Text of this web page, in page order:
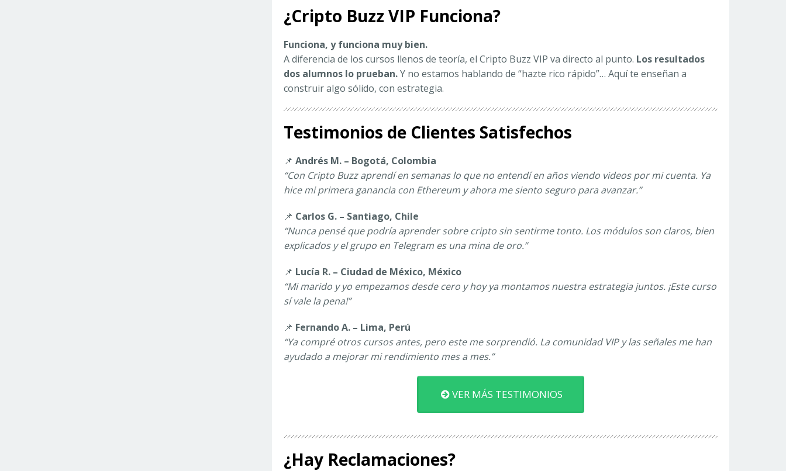
¿Cripto Buzz VIP Funciona?
Funciona, y funciona muy bien.
A diferencia de los cursos llenos de teoría, el Cripto Buzz VIP va directo al punto. Los resultados
dos alumnos lo prueban.Y no estamos hablando de “hazte rico rápido”… Aquí te enseñan a
construir algo sólido, con estrategia.
Testimonios de Clientes Satisfechos
📌 Andrés M. – Bogotá, Colombia
“Con Cripto Buzz aprendí en semanas lo que no entendí en años viendo videos por mi cuenta. Ya
hice mi primera ganancia con Ethereum y ahora me siento seguro para avanzar.”
📌 Carlos G. – Santiago, Chile
“Nunca pensé que podría aprender sobre cripto sin sentirme tonto. Los módulos son claros, bien
explicados y el grupo en Telegram es una mina de oro.”
📌 Lucía R. – Ciudad de México, México
“Mi marido y yo empezamos desde cero y hoy ya montamos nuestra estrategia juntos. ¡Este curso
sí vale la pena!”
📌 Fernando A. – Lima, Perú
“Ya compré otros cursos antes, pero este me sorprendió. La comunidad VIP y las señales me han
ayudado a mejorar mi rendimiento mes a mes.”
VER MÁS TESTIMONIOS
¿Hay Reclamaciones?